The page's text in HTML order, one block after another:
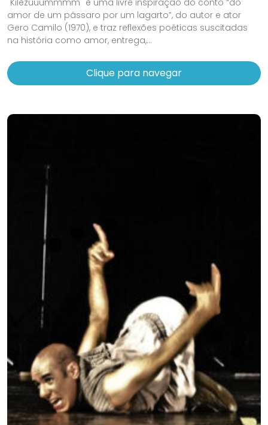
amor de um pássaro por um lagarto”, do autor e ator
Gero Camilo (1970), e traz reflexões poéticas suscitadas
na história como amor, entrega,...
Clique para navegar